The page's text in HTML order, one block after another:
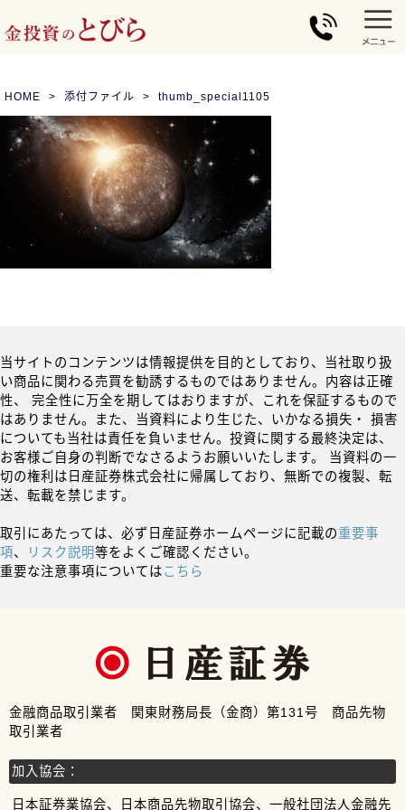
HOME 添付ファイル thumb_special1105
当サイトのコンテンツは情報提供を目的としており、当社取り扱
い商品に関わる売買を勧誘するものではありません。内容は正確
性、 完全性に万全を期してはおりますが、これを保証するもので
はありません。また、当資料により生じた、いかなる損失・ 損害
についても当社は責任を負いません。投資に関する最終決定は、
お客様ご自身の判断でなさるようお願いいたします。 当資料の一
切の権利は日産証券株式会社に帰属しており、無断での複製、転
送、転載を禁じます。
取引にあたっては、必ず日産証券ホームページに記載の重要事
項、 リスク説明等をよくご確認ください。
重要な注意事項についてはこちら
金融商品取引業者 関東財務局長（金商）第131号 商品先物
取引業者
加入協会：
日本証券業協会、日本商品先物取引協会、一般社団法人金融先